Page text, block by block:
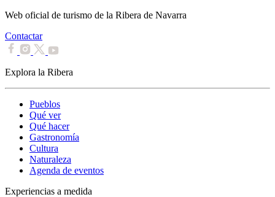
Web oficial de turismo de la Ribera de Navarra
Contactar
Explora la Ribera
Pueblos
Qué ver
Qué hacer
Gastronomía
Cultura
Naturaleza
Agenda de eventos
Experiencias a medida